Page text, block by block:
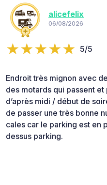
alicefelix
06/08/2026
5/5
Endroit très mignon avec
des motards qui passent
d’après midi / début de
de passer une très bonne
cales car le parking est en
dessus parking.